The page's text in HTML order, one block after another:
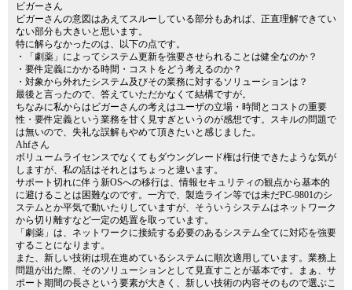
ビガーさん
ビガーさんの意図はあえてスルーしている部分もあれば、正直理解できてい
ない部分も大きいと思います。
特に解らなかったのは、以下の点です。
・「劇薬」によってシステム更新を強要させられることは健全なのか？
・要件定義にかかる時間・コストをどう考えるのか？
・対象から外れたシステム及びその業務に対するソリューションは？
最後と言ったので、答えていただかなくて結構ですが。
ちなみに私からはビガーさんの考えはユーザの立場・時間とコストの重要
性・要件定義という業務を甘く見すぎというのが感想です。スキルの問題で
は無いので、失礼な誤解もやめて頂きたいと感じました。
Ahfさん
ボリュームライセンスでなくてもダウングレード権は行使できたような気が
しますが、私の話はそれとはちょっと違います。
サポート切れに伴う新OSへの移行は、情報セキュリティの観点から基本的
に避けることは困難なのです。一方で、製造ライン等では未だPC-9801のシ
ステムとか平気で動いたりしていますが、そういうシステムはネットワーク
から切り離すなど一定の処置を取っています。
「劇薬」は、ネットワークに接続する必要のあるシステム全てに対応を強要
することになります。
また、新しい技術は現在進めているシステムに順次適用しています。業務上
問題が出た際、そのソリューションとして見直すことが基本です。まぁ、サ
ポート期間の長さという要素が大きく、新しい技術の内容そのもので選ぶこ